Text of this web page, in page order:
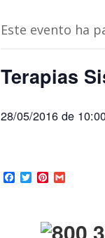
Este evento ha
Terapias
28/05/2016 de
Facebook
TwitterPinterest